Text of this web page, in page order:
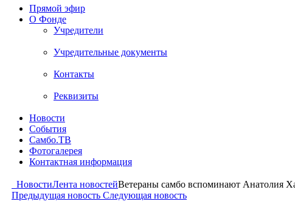
Прямой эфир
О Фонде
Учредители
Учредительные документы
Контакты
Реквизиты
Новости
События
Самбо.ТВ
Фотогалерея
Контактная информация
НовостиЛента новостейВетераны самбо вспоминают Анатолия
Предыдущая новость Следующая новость